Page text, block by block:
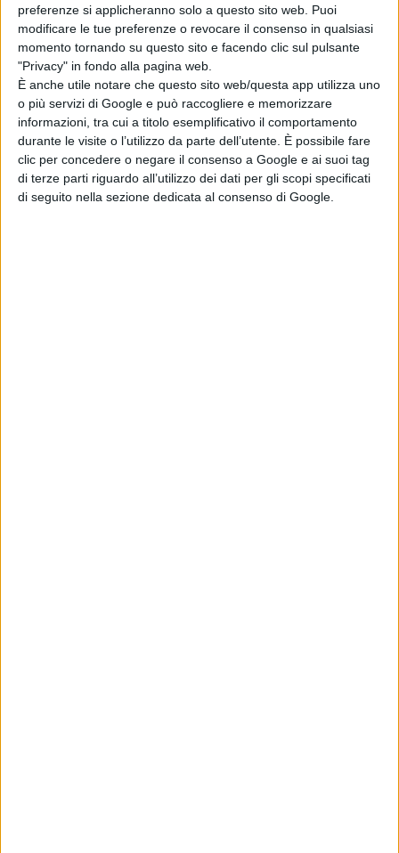
preferenze si applicheranno solo a questo sito web. Puoi
modificare le tue preferenze o revocare il consenso in qualsiasi
momento tornando su questo sito e facendo clic sul pulsante
"Privacy" in fondo alla pagina web.
È anche utile notare che questo sito web/questa app utilizza uno
o più servizi di Google e può raccogliere e memorizzare
informazioni, tra cui a titolo esemplificativo il comportamento
durante le visite o l’utilizzo da parte dell’utente. È possibile fare
clic per concedere o negare il consenso a Google e ai suoi tag
di terze parti riguardo all’utilizzo dei dati per gli scopi specificati
di seguito nella sezione dedicata al consenso di Google.
coerenza con il percorso svolto), con una quota che sale
a 860 a 12 mesi di distanza (78,3%). Il 76% dei
frequentanti è di genere maschile, con una percentuale
di abbandono del 22,3%. Il 96% dei frequentanti è
diplomato e il 4% è laureato.Le aziende che hanno
ospitato i corsisti in attività di stage sono 1055. Il
65,3% dei docenti proviene dal mondo del lavoro, tra